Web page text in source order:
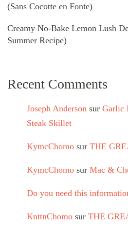
(Sans Cocotte en Fonte)
Creamy No-Bake Lemon Lush
Summer Recipe)
Recent Comments
Joseph Anderson sur Garlic
Steak Skillet
KymcChomo sur THE
KymcChomo sur Mac &
Do you need this
KnttnChomo sur THE